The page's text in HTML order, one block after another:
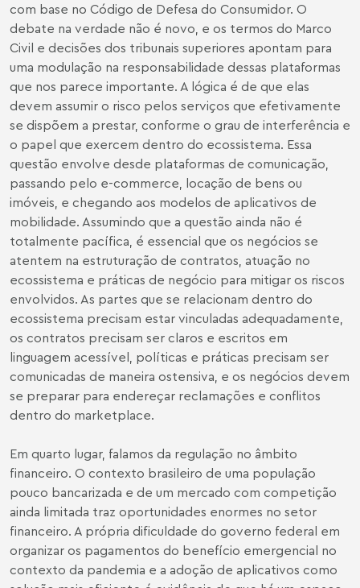
com base no Código de Defesa do Consumidor. O
debate na verdade não é novo, e os termos do Marco
Civil e decisões dos tribunais superiores apontam para
uma modulação na responsabilidade dessas plataformas
que nos parece importante. A lógica é de que elas
devem assumir o risco pelos serviços que efetivamente
se dispõem a prestar, conforme o grau de interferência e
o papel que exercem dentro do ecossistema. Essa
questão envolve desde plataformas de comunicação,
passando pelo e-commerce, locação de bens ou
imóveis, e chegando aos modelos de aplicativos de
mobilidade. Assumindo que a questão ainda não é
totalmente pacífica, é essencial que os negócios se
atentem na estruturação de contratos, atuação no
ecossistema e práticas de negócio para mitigar os riscos
envolvidos. As partes que se relacionam dentro do
ecossistema precisam estar vinculadas adequadamente,
os contratos precisam ser claros e escritos em
linguagem acessível, políticas e práticas precisam ser
comunicadas de maneira ostensiva, e os negócios devem
se preparar para endereçar reclamações e conflitos
dentro do marketplace.
Em quarto lugar, falamos da regulação no âmbito
financeiro. O contexto brasileiro de uma população
pouco bancarizada e de um mercado com competição
ainda limitada traz oportunidades enormes no setor
financeiro. A própria dificuldade do governo federal em
organizar os pagamentos do benefício emergencial no
contexto da pandemia e a adoção de aplicativos como